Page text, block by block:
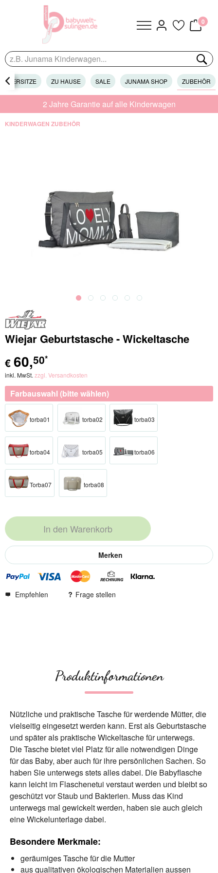
0
ZU HAUSE SALE JUNAMA SHOP ZUBEHÖR

2 Jahre Garantie auf alle Kinderwagen
KINDERWAGEN ZUBEHÖR
Wiejar Geburtstasche - Wickeltasche
€ 60,50*
inkl. MwSt.zzgl. Versandkosten
Farbauswahl (bitte wählen)
torba01 torba02 torba03
torba04 torba05 torba06
Torba07 torba08
In den Warenkorb
Merken
Empfehlen Frage stellen
Produktinformationen
Nützliche und praktische Tasche für werdende Mütter, die
vielseitig eingesetzt werden kann. Erst als Geburtstasche
und später als praktische Wickeltasche für unterwegs.
Die Tasche bietet viel Platz für alle notwendigen Dinge
für das Baby, aber auch für ihre persönlichen Sachen. So
haben Sie unterwegs stets alles dabei. Die Babyflasche
kann leicht im Flaschenetui verstaut werden und bleibt so
geschützt vor Staub und Bakterien. Muss das Kind
unterwegs mal gewickelt werden, haben sie auch gleich
eine Wickelunterlage dabei.
Besondere Merkmale:
geräumiges Tasche für die Mutter
aus qualitativen ökologischen Materialien aussen